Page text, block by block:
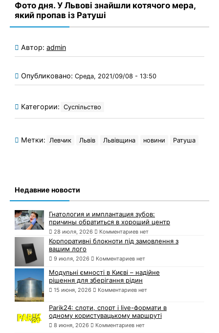
Фото дня. У Львові знайшли котячого мера,
який пропав із Ратуші
Автор: admin
Опубликовано: Среда, 2021/09/08 - 13:50
Категории: Суспільство
Метки: Левчик Львів Львівщина новини Ратуша
Недавние новости
Гнатология и имплантация зубов:
причины обратиться в хороший центр
28 июля, 2026 Комментариев нет
Корпоративні блокноти під замовлення з
вашим лого
9 июля, 2026 Комментариев нет
Модульні ємності в Києві – надійне
рішення для зберігання рідин
15 июня, 2026 Комментариев нет
Parik24: слоти, спорт і live-формати в
одному користувацькому маршруті
8 июня, 2026 Комментариев нет